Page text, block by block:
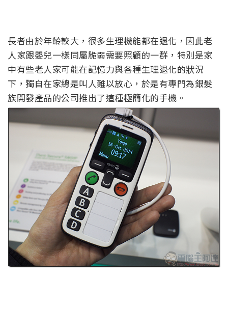
長者由於年齡較大，很多生理機能都在退化，因此老
人家跟嬰兒一樣同屬脆弱需要照顧的一群，特別是家
中有些老人家可能在記憶力與各種生理退化的狀況
下，獨自在家總是叫人難以放心，於是有專門為銀髮
族開發產品的公司推出了這種極簡化的手機。